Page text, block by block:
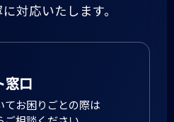
対応いたします。
窓口
てお困りごとの際は